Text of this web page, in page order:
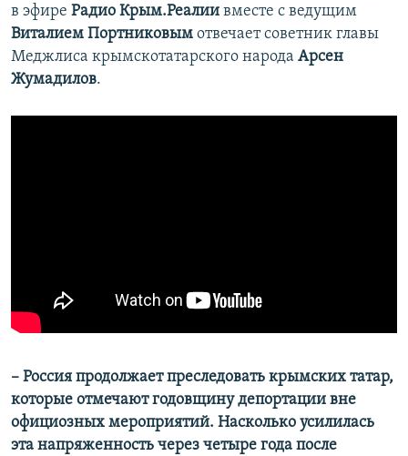
в эфире Радио Крым.Реалии вместе с ведущим
Виталием Портниковым отвечает советник главы
Меджлиса крымскотатарского народа Арсен
Жумадилов.
– Россия продолжает преследовать крымских татар,
которые отмечают годовщину депортации вне
официозных мероприятий. Насколько усилилась
эта напряженность через четыре года после